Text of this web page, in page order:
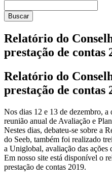
Buscar
Relatório do
prestação de contas
Relatório do
prestação de contas
Nos dias 12 e 13 de dezembro, a
reunião anual de Avaliação e
Nestes dias, debateu-se sobre a
do Seeb, também foi realizado
a Uniglobal, avaliação das ações
Em nosso site está disponível o
prestação de contas 2019.